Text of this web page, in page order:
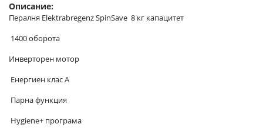
Описание:
Пералня Elektrabregenz SpinSave 8 кг капацитет
1400 оборота
Инверторен мотор
Енергиен клас A
Парна функция
Hygiene+ програма